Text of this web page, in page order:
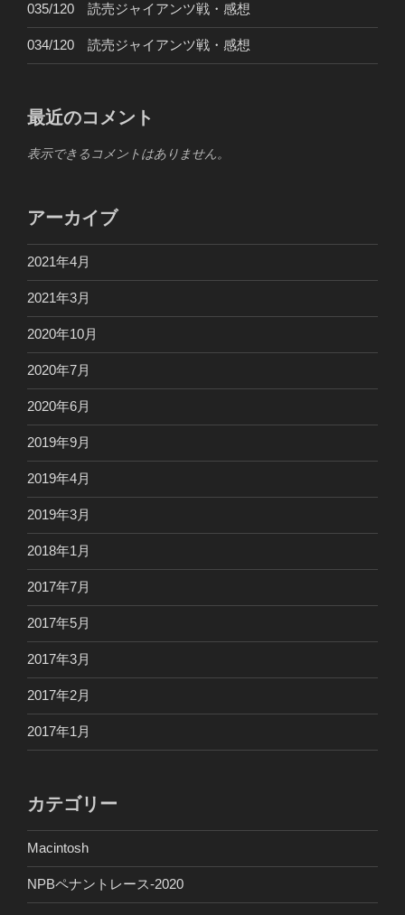
035/120 読売ジャイアンツ戦・感想
034/120 読売ジャイアンツ戦・感想
最近のコメント
表示できるコメントはありません。
アーカイブ
2021年4月
2021年3月
2020年10月
2020年7月
2020年6月
2019年9月
2019年4月
2019年3月
2018年1月
2017年7月
2017年5月
2017年3月
2017年2月
2017年1月
カテゴリー
Macintosh
NPBペナントレース-2020